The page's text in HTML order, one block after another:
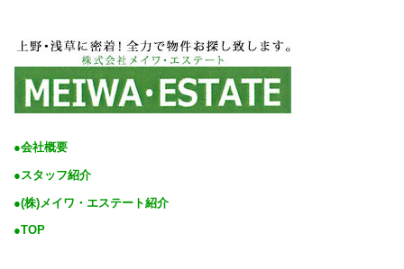
●会社概要
●スタッフ紹介
●(株)メイワ・エステート紹介
●TOP